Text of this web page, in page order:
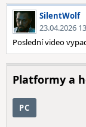
SilentWolf
23.04.2026
Poslední video
Platformy a
PC